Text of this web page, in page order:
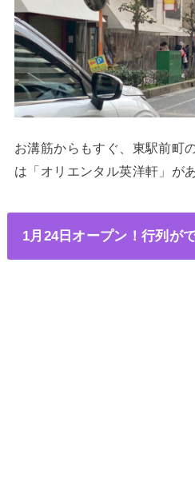
お溝筋からもすぐ、東駅前町
は「オリエンタル英洋軒」が
1月24日オープン！行列が